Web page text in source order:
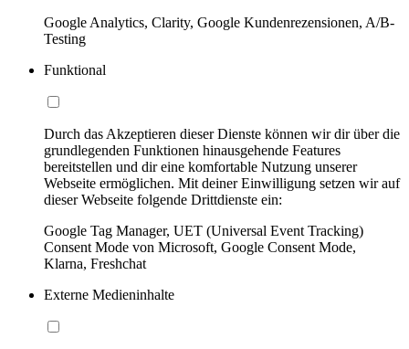
Google Analytics, Clarity, Google Kundenrezensionen, A/B-
Testing
Funktional
Durch das Akzeptieren dieser Dienste können wir dir über die
grundlegenden Funktionen hinausgehende Features
bereitstellen und dir eine komfortable Nutzung unserer
Webseite ermöglichen. Mit deiner Einwilligung setzen wir auf
dieser Webseite folgende Drittdienste ein:
Google Tag Manager, UET (Universal Event Tracking)
Consent Mode von Microsoft, Google Consent Mode,
Klarna, Freshchat
Externe Medieninhalte